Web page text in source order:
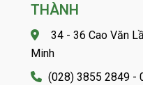
THÀNH
34 - 36 Cao Văn
Minh
(028) 3855 2849 -